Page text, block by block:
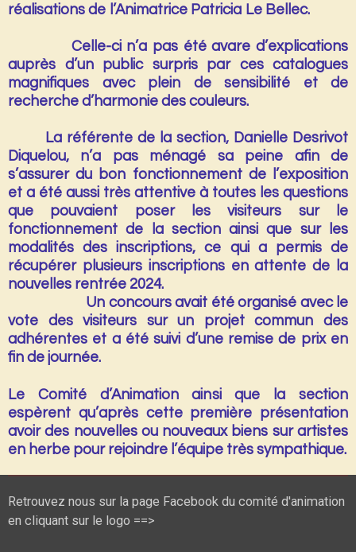
réalisations de l’Animatrice Patricia Le Bellec.
Celle-ci n’a pas été avare d’explications
auprès d’un public surpris par ces catalogues
magnifiques avec plein de sensibilité et de
recherche d’harmonie des couleurs.
La référente de la section, Danielle Desrivot
Diquelou, n’a pas ménagé sa peine afin de
s’assurer du bon fonctionnement de l’exposition
et a été aussi très attentive à toutes les questions
que pouvaient poser les visiteurs sur le
fonctionnement de la section ainsi que sur les
modalités des inscriptions, ce qui a permis de
récupérer plusieurs inscriptions en attente de la
nouvelles rentrée 2024.
Un concours avait été organisé avec le
vote des visiteurs sur un projet commun des
adhérentes et a été suivi d’une remise de prix en
fin de journée.
Le Comité d’Animation ainsi que la section
espèrent qu’après cette première présentation
avoir des nouvelles ou nouveaux biens sur artistes
en herbe pour rejoindre l’équipe très sympathique.
Retrouvez nous sur la page Facebook du comité d'animation
en cliquant sur le logo ==>